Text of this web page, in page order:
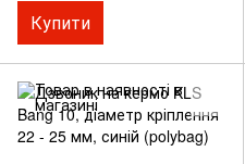
Купити